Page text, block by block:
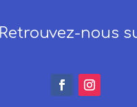
Retrouvez-nous